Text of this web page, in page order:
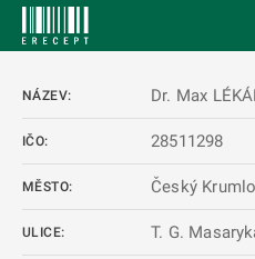
NÁZEV: Dr. Max
IČO: 28511298
MĚSTO: Český
ULICE: T. G.